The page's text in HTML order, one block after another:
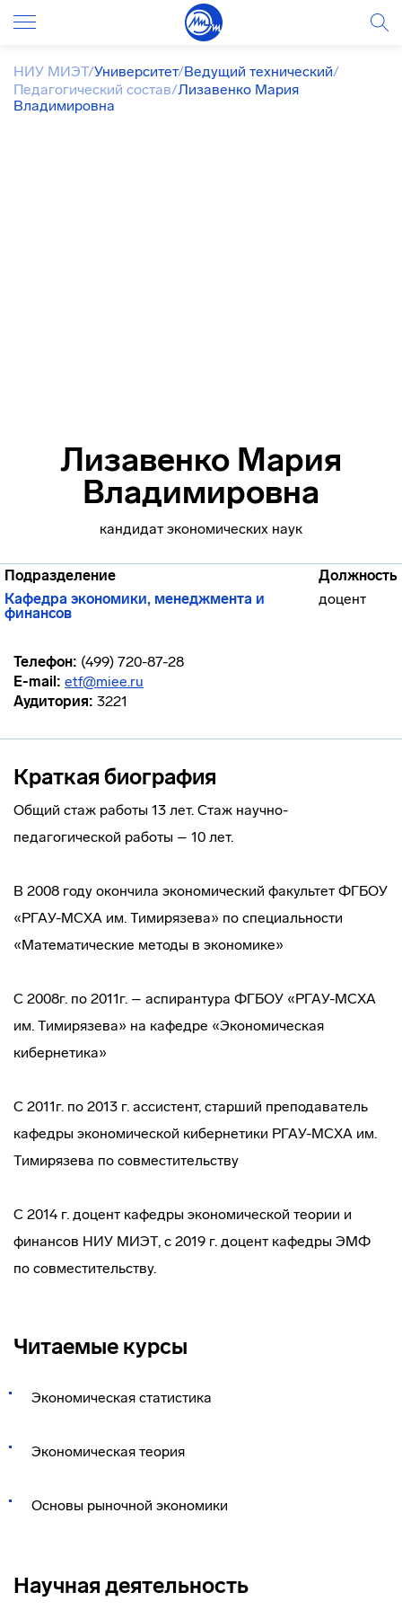
НИУ МИЭТ/Университет/Ведущий технический/
Педагогический состав/Лизавенко Мария
Владимировна
Лизавенко Мария
Владимировна
кандидат экономических наук
Подразделение
Должность
Кафедра экономики, менеджмента и
финансов
доцент
Телефон: (499) 720-87-28
E-mail: etf@miee.ru
Аудитория: 3221
Краткая биография
Общий стаж работы 13 лет. Стаж научно-
педагогической работы – 10 лет.
В 2008 году окончила экономический факультет ФГБОУ
«РГАУ-МСХА им. Тимирязева» по специальности
«Математические методы в экономике»
С 2008г. по 2011г. – аспирантура ФГБОУ «РГАУ-МСХА
им. Тимирязева» на кафедре «Экономическая
кибернетика»
С 2011г. по 2013 г. ассистент, старший преподаватель
кафедры экономической кибернетики РГАУ-МСХА им.
Тимирязева по совместительству
С 2014 г. доцент кафедры экономической теории и
финансов НИУ МИЭТ, с 2019 г. доцент кафедры ЭМФ
по совместительству.
Читаемые курсы
Экономическая статистика
Экономическая теория
Основы рыночной экономики
Научная деятельность